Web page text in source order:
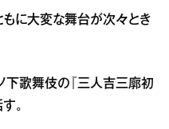
もに大変な舞台が次々とき
下歌舞伎の『三人吉三廓初
。